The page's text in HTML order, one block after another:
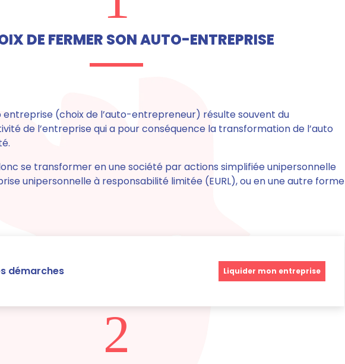
DE FERMER SON AUTO-ENTREPRISE
entreprise (choix de l’auto-entrepreneur) résulte souvent du
de l’entreprise qui a pour conséquence la transformationde l’auto
se transformer en une société par actions simplifiée unipersonnelle
unipersonnelle à responsabilité limitée (EURL), ou en une autre forme
démarches Liquider mon entreprise
2